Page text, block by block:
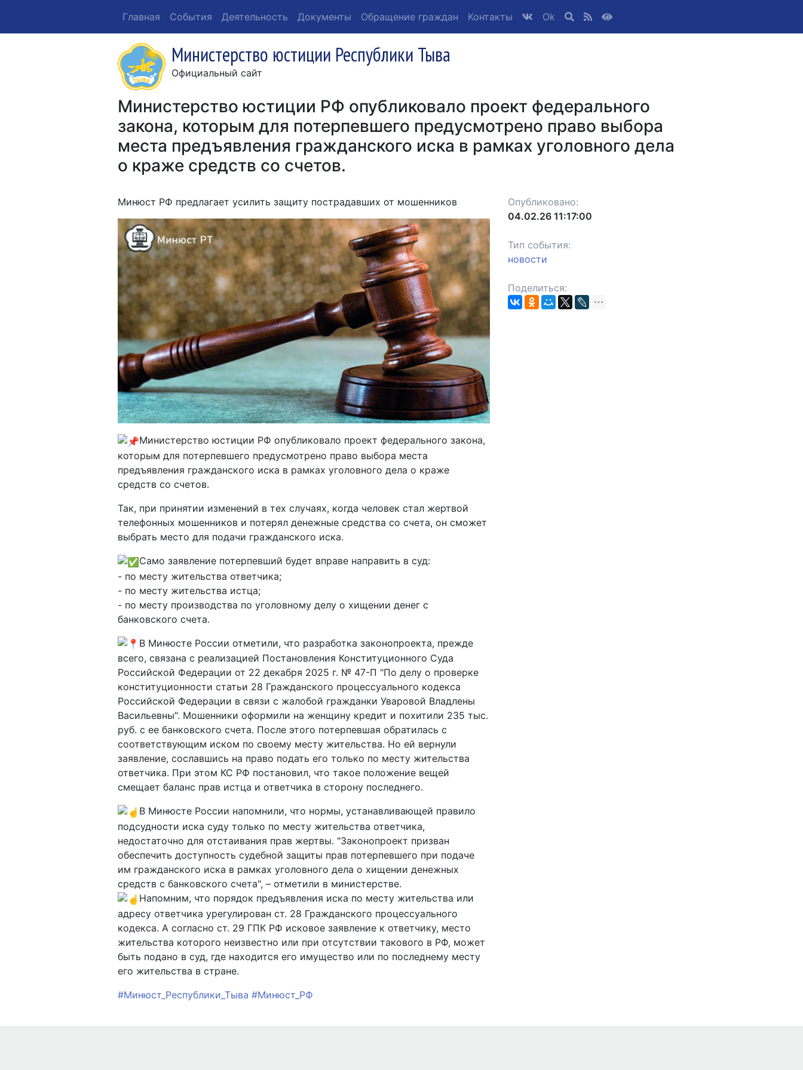
Главная События Деятельность Документы Обращение граждан Контакты Ok
Министерство юстиции Республики Тыва
Официальный сайт
Министерство юстиции РФ опубликовало проект федерального
закона, которым для потерпевшего предусмотрено право выбора
места предъявления гражданского иска в рамках уголовного дела
о краже средств со счетов.
Минюст РФ предлагает усилить защиту пострадавших от мошенников
Министерство юстиции РФ опубликовало проект федерального закона,
которым для потерпевшего предусмотрено право выбора места
предъявления гражданского иска в рамках уголовного дела о краже
средств со счетов.
Так, при принятии изменений в тех случаях, когда человек стал жертвой
телефонных мошенников и потерял денежные средства со счета, он сможет
выбрать место для подачи гражданского иска.
Само заявление потерпевший будет вправе направить в суд:
- по месту жительства ответчика;
- по месту жительства истца;
- по месту производства по уголовному делу о хищении денег с
банковского счета.
В Минюсте России отметили, что разработка законопроекта, прежде
всего, связана с реализацией Постановления Конституционного Суда
Российской Федерации от 22 декабря 2025 г. № 47-П "По делу о проверке
конституционности статьи 28 Гражданского процессуального кодекса
Российской Федерации в связи с жалобой гражданки Уваровой Владлены
Васильевны". Мошенники оформили на женщину кредит и похитили 235 тыс.
руб. с ее банковского счета. После этого потерпевшая обратилась с
соответствующим иском по своему месту жительства. Но ей вернули
заявление, сославшись на право подать его только по месту жительства
ответчика. При этом КС РФ постановил, что такое положение вещей
смещает баланс прав истца и ответчика в сторону последнего.
В Минюсте России напомнили, что нормы, устанавливающей правило
подсудности иска суду только по месту жительства ответчика,
недостаточно для отстаивания прав жертвы. "Законопроект призван
обеспечить доступность судебной защиты прав потерпевшего при подаче
им гражданского иска в рамках уголовного дела о хищении денежных
средств с банковского счета", – отметили в министерстве.
Напомним, что порядок предъявления иска по месту жительства или
адресу ответчика урегулирован ст. 28 Гражданского процессуального
кодекса. А согласно ст. 29 ГПК РФ исковое заявление к ответчику, место
жительства которого неизвестно или при отсутствии такового в РФ, может
быть подано в суд, где находится его имущество или по последнему месту
его жительства в стране.
#Минюст_Республики_Тыва #Минюст_РФ
Опубликовано:
04.02.26 11:17:00
Тип события:
новости
Поделиться: